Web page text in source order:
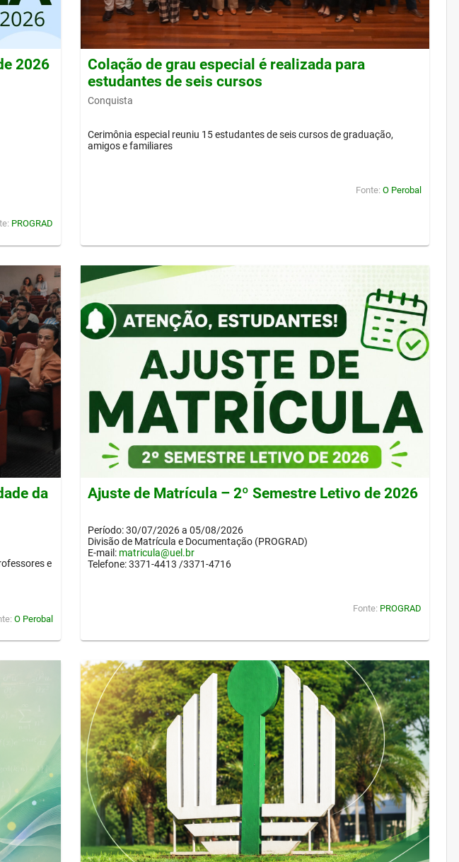
2026
PROGRAD
Colação de grau especial é realizada para
estudantes de seis cursos
Conquista
Cerimônia especial reuniu 15 estudantes de seis cursos de graduação,
amigos e familiares
Fonte: O Perobal
da
e
O Perobal
Ajuste de Matrícula – 2º Semestre Letivo de 2026
Período: 30/07/2026 a 05/08/2026
Divisão de Matrícula e Documentação (PROGRAD)
E-mail: matricula@uel.br
Telefone: 3371-4413 /3371-4716
Fonte: PROGRAD